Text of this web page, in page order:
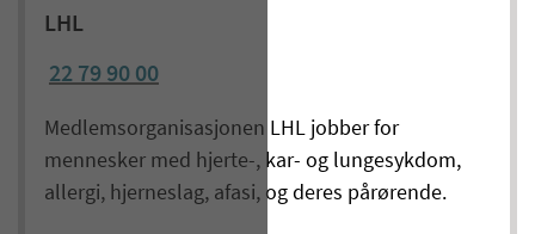
LHL
22 79 90 00
Medlemsorganisasjonen LHL jobber for
mennesker med hjerte-, kar- og lungesykdom,
allergi, hjerneslag, afasi, og deres pårørende.